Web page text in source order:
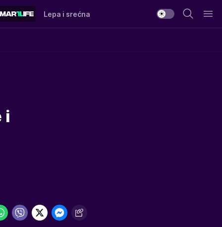
Lepa i srećna
i